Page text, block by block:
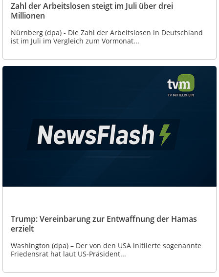
Zahl der Arbeitslosen steigt im Juli über drei
Millionen
Nürnberg (dpa) - Die Zahl der Arbeitslosen in Deutschland
ist im Juli im Vergleich zum Vormonat...
Trump: Vereinbarung zur Entwaffnung der Hamas
erzielt
Washington (dpa) – Der von den USA initiierte sogenannte
Friedensrat hat laut US-Präsident...